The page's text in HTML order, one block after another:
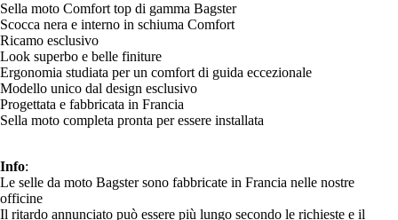
Sella moto Comfort top di gamma Bagster
Scocca nera e interno in schiuma Comfort
Ricamo esclusivo
Look superbo e belle finiture
Ergonomia studiata per un comfort di guida eccezionale
Modello unico dal design esclusivo
Progettata e fabbricata in Francia
Sella moto completa pronta per essere installata
Info:
Le selle da moto Bagster sono fabbricate in Francia nelle nostre
officine
Il ritardo annunciato può essere più lungo secondo le richieste e il